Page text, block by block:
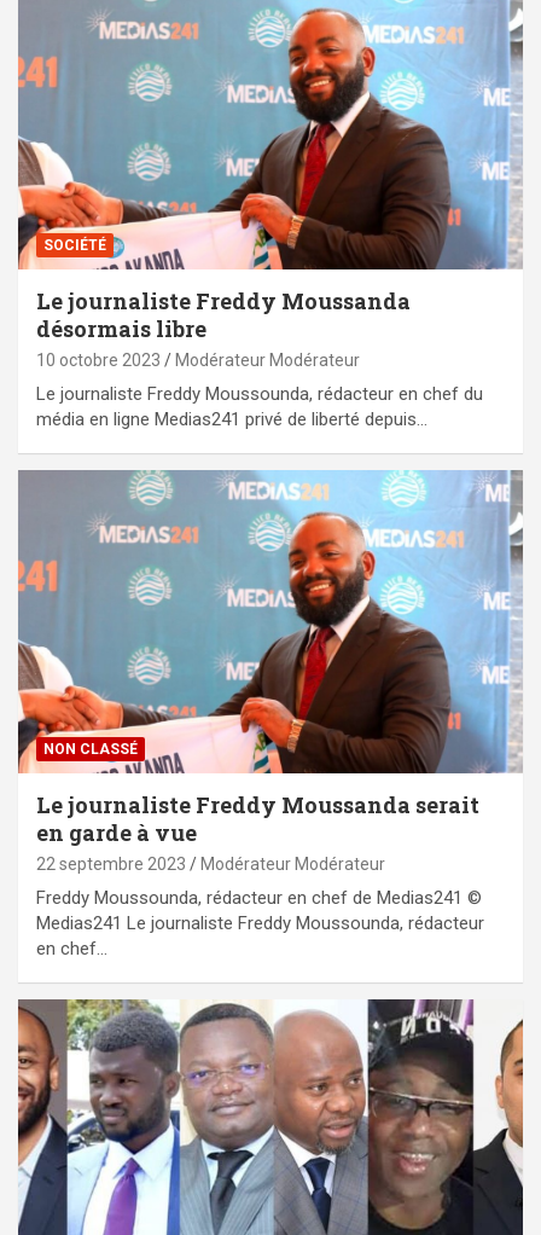
SOCIÉTÉ
Le journaliste Freddy Moussanda
désormais libre
10 octobre 2023 Modérateur Modérateur
Le journaliste Freddy Moussounda, rédacteur en chef du
média en ligne Medias241 privé de liberté depuis…
NON CLASSÉ
Le journaliste Freddy Moussanda serait
en garde à vue
22 septembre 2023 Modérateur Modérateur
Freddy Moussounda, rédacteur en chef de Medias241 ©
Medias241 Le journaliste Freddy Moussounda, rédacteur
en chef…